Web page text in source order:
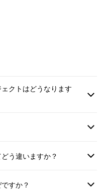
。
※皆様の応援購入
クトはどうなります
う違いますか？
すか？